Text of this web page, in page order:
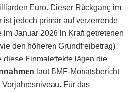
Euro. Dieser Rückgang im
ist jedoch primär auf verzerrende
im Januar 2026 in Kraft getretenen
den höheren Grundfreibetrag)
diese Einmaleffekte lägen die
laut BMF-Monatsbericht
Für das